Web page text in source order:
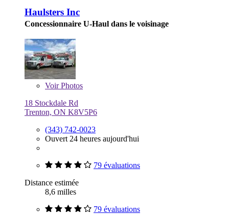
Haulsters Inc
Concessionnaire U-Haul dans le voisinage
VoirPhotos
18 Stockdale Rd
Trenton, ON K8V5P6
(343) 742-0023
Ouvert 24 heures aujourd'hui
79 évaluations
Distance estimée
8,6 milles
79 évaluations